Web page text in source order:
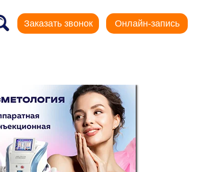
Онлайн-запись
Заказать звонок